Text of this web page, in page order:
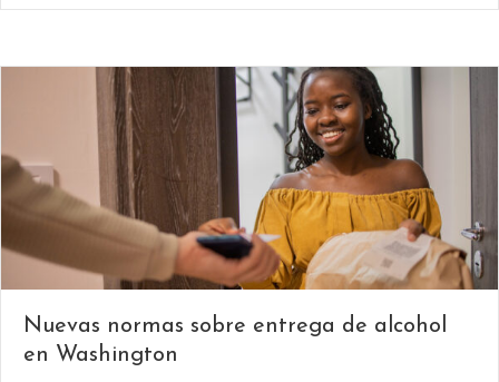
Nuevas normas sobre entrega de alcohol
en Washington